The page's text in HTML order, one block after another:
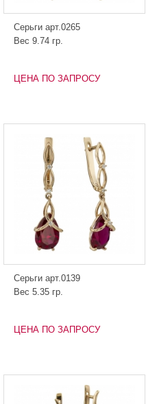
Серьги арт.0265
Вес 9.74 гр.
ЦЕНА ПО ЗАПРОСУ
Серьги арт.0139
Вес 5.35 гр.
ЦЕНА ПО ЗАПРОСУ